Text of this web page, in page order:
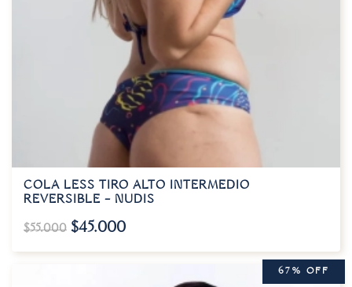
COLA LESS TIRO ALTO INTERMEDIO
REVERSIBLE – NUDIS
$55.000 $45.000
67% OFF